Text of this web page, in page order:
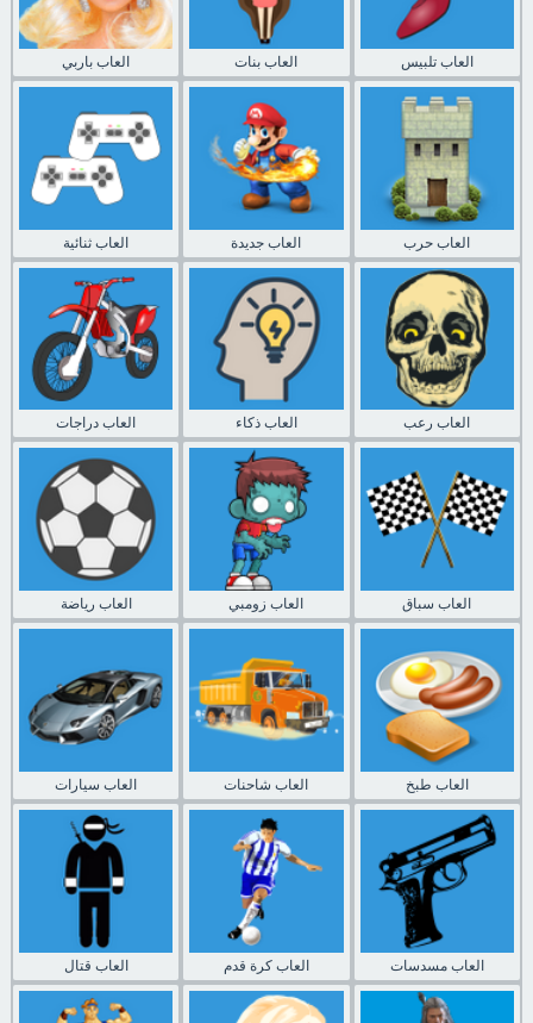
العاب باربي العاب بنات العاب تلبيس
العاب ثنائية العاب جديدة العاب حرب
العاب دراجات العاب ذكاء العاب رعب
العاب رياضة العاب زومبي العاب سباق
العاب سيارات العاب شاحنات العاب طبخ
العاب قتال العاب كرة قدم العاب مسدسات